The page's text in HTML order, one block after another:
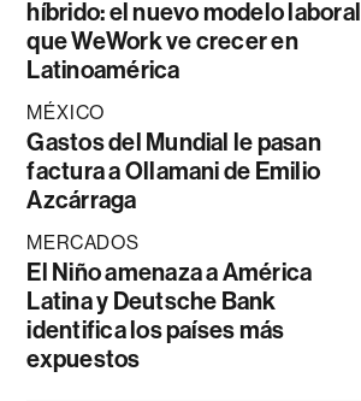
híbrido: el nuevo modelo laboral
que WeWork ve crecer en
Latinoamérica
MÉXICO
Gastos del Mundial le pasan
factura a Ollamani de Emilio
Azcárraga
MERCADOS
El Niño amenaza a América
Latina y Deutsche Bank
identifica los países más
expuestos